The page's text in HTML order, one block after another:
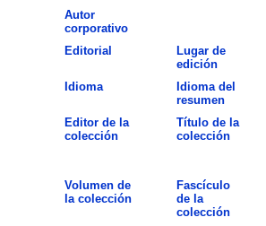
Autor
corporativo
Editorial
Lugar de
edición
Idioma
Idioma del
resumen
Editor de la
colección
Título de la
colección
Volumen de
la colección
Fascículo
de la
colección